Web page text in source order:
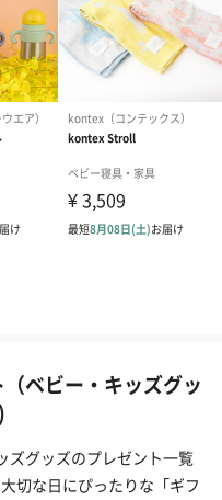
ベビー・キッズグッ
ズグッズのプレゼント一覧
切な日にぴったりな「ギフ